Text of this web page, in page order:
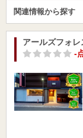
関連情報から探す
アールズフォレ
-